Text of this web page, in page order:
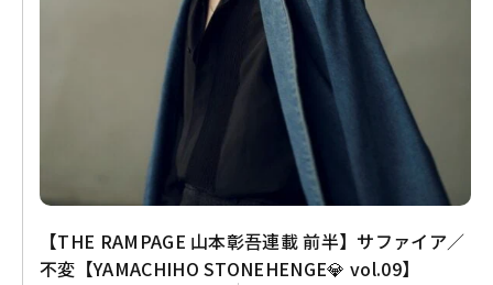
【THE RAMPAGE 山本彰吾連載 前半】サファイア／
不変【YAMACHIHO STONEHENGE💎 vol.09】